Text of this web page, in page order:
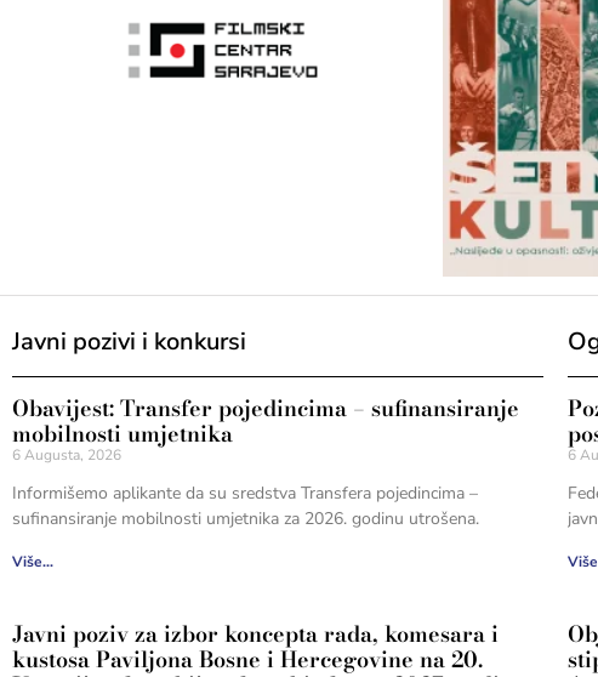
Javni pozivi i konkursi
Obavijest: Transfer pojedincima – sufinansiranje
mobilnosti umjetnika
6 Augusta, 2026
Informišemo aplikante da su sredstva Transfera pojedincima –
sufinansiranje mobilnosti umjetnika za 2026. godinu utrošena.
Više...
Javni poziv za izbor koncepta rada, komesara i
kustosa Paviljona Bosne i Hercegovine na 20.
6